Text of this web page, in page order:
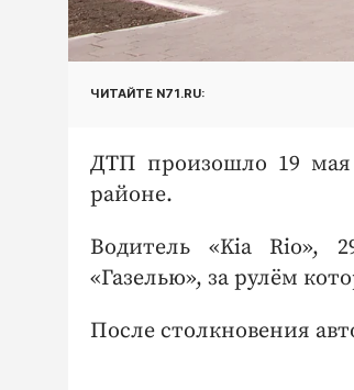
ЧИТАЙТЕ N71.RU:
ДТП произошло 19 мая
районе.
Водитель «Kia Rio»,
«Газелью», за рулём
После столкновения